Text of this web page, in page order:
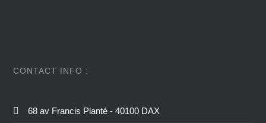
CONTACT INFO :
68 av Francis Planté - 40100 DAX